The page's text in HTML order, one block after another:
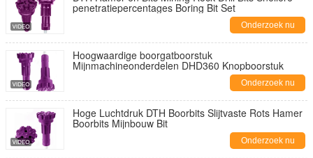
penetratiepercentages Boring Bit Set
Onderzoek nu
Hoogwaardige boorgatboorstuk
Mijnmachineonderdelen DHD360 Knopboorstuk
Onderzoek nu
Hoge Luchtdruk DTH Boorbits Slijtvaste Rots Hamer
Boorbits Mijnbouw Bit
Onderzoek nu